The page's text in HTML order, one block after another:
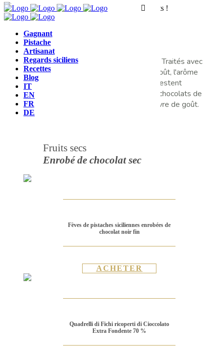
Gagnant
Pistache
Artisanat
Regards siciliens
Recettes
Blog
IT
EN
FR
DE
Nous sommes sur une page de catégorie de produits !
Fruits secs
Les meilleurs fruits secs sans aucun additif. Traités avec
un soin obsessionnel pour garantir que le goût, l'arôme
et surtout les propriétés organoleptiques restent
inchangés. Naturels, confits et enrobés de chocolats de
la meilleure qualité, un véritable chef-d'œuvre de goût.
Fruits secs
Enrobé de chocolat sec
Fèves de pistaches siciliennes enrobées de
chocolat noir fin
ACHETER
Quadrelli di Fichi ricoperti di Cioccolato
Extra Fondente 70 %